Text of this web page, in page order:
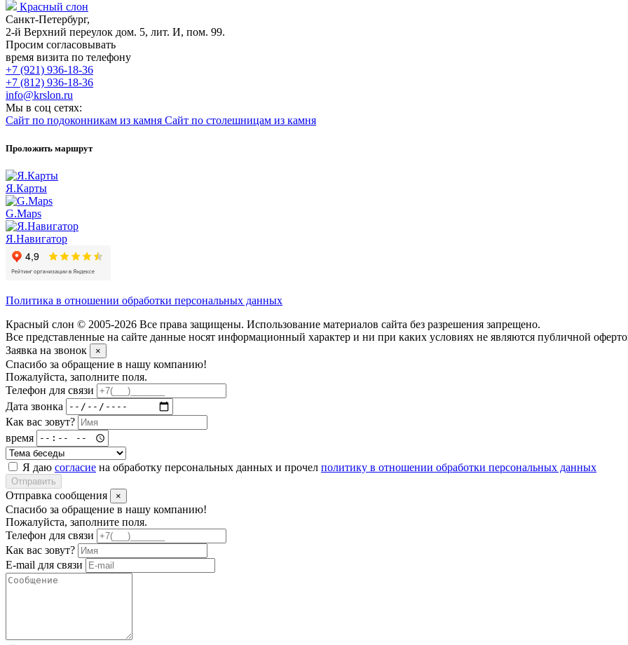
Красный слон
Санкт-Петербург,
2-й Верхний переулок дом. 5, лит. И, пом. 99.
Просим согласовывать
время визита по телефону
+7 (921) 936-18-36
+7 (812) 936-18-36
info@krslon.ru
Мы в соц сетях:
Сайт по подоконникам из камня Сайт по столешницам из камня
Проложить маршрут
Я.Карты
G.Maps
Я.Навигатор
Политика в отношении обработки персональных данных
Красный слон © 2005-2026 Все права защищены. Использование материалов сайта без разрешения запрещено.
Все представленные на сайте данные носят информационный характер и ни при каких условиях не являются публичной
Заявка на звонок
×
Спасибо за обращение в нашу компанию!
Пожалуйста, заполните поля.
Телефон для связи
Дата звонка
Как вас зовут?
время
Я даю согласие на обработку персональных данных и прочел политику в отношении обработки персональных данных
Отправить
Отправка сообщения ×
Спасибо за обращение в нашу компанию!
Пожалуйста, заполните поля.
Телефон для связи
Как вас зовут?
E-mail для связи